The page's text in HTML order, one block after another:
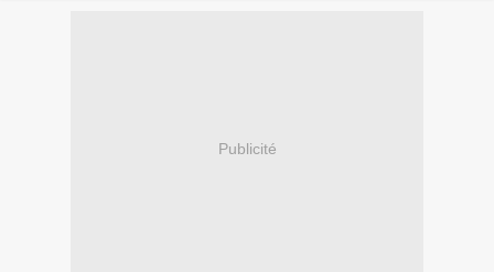
Publicité